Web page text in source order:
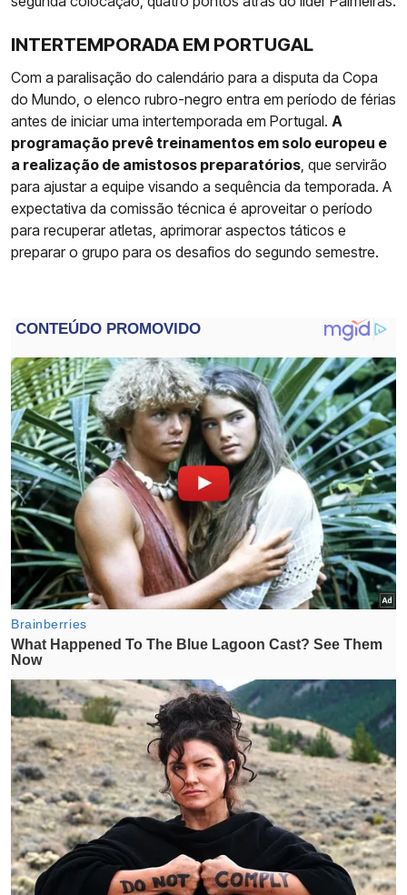
INTERTEMPORADA EM PORTUGAL
Com a paralisação do calendário para a disputa da Copa
do Mundo, o elenco rubro-negro entra em período de férias
antes de iniciar uma intertemporada em Portugal. A
programação prevê treinamentos em solo europeu e
a realização de amistosos preparatórios , que servirão
para ajustar a equipe visando a sequência da temporada. A
expectativa da comissão técnica é aproveitar o período
para recuperar atletas, aprimorar aspectos táticos e
preparar o grupo para os desafios do segundo semestre.